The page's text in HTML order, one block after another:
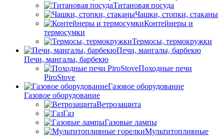
Титановая посуда
Чашки, стопки, стаканы
Контейнеры и
термосумки
Термосы, термокружки
Печи, мангалы, барбекю
Печи, мангалы, барбекю
Походные печи
PiroStove
Газовое оборудование
Газовое оборудование
Ветрозащита
Газ
Газовые лампы
Мультитопливные